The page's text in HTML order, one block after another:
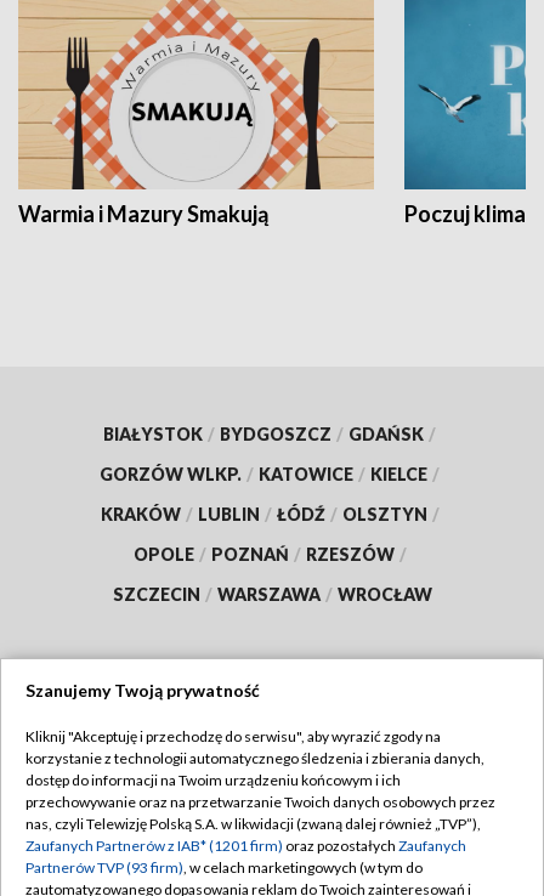
Warmia i Mazury Smakują Poczuj klimat
BIAŁYSTOK / BYDGOSZCZ / GDAŃSK /
GORZÓW WLKP. / KATOWICE / KIELCE /
KRAKÓW / LUBLIN / ŁÓDŹ / OLSZTYN /
OPOLE / POZNAŃ / RZESZÓW /
SZCZECIN / WARSZAWA / WROCŁAW
TVP
Abonament TVP
Emisja w TVP
Centrum informacji TVP
Regulamin TVP
Polityka prywatności
Moje zgody
Szanujemy Twoją prywatność
Kliknij "Akceptuję i przechodzę do serwisu", aby wyrazić zgody na
korzystanie z technologii automatycznego śledzenia i zbierania danych,
dostęp do informacji na Twoim urządzeniu końcowym i ich
przechowywanie oraz na przetwarzanie Twoich danych osobowych przez
nas, czyli Telewizję Polską S.A. w likwidacji (zwaną dalej również „TVP”),
Zaufanych Partnerów z IAB* (1201 firm) oraz pozostałych Zaufanych
Partnerów TVP (93 firm), w celach marketingowych (w tym do
zautomatyzowanego dopasowania reklam do Twoich zainteresowań i